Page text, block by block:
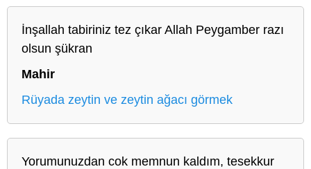
İnşallah tabiriniz tez çıkar Allah Peygamber razı
olsun şükran
Mahir
Rüyada zeytin ve zeytin ağacı görmek
Yorumunuzdan cok memnun kaldım, tesekkur